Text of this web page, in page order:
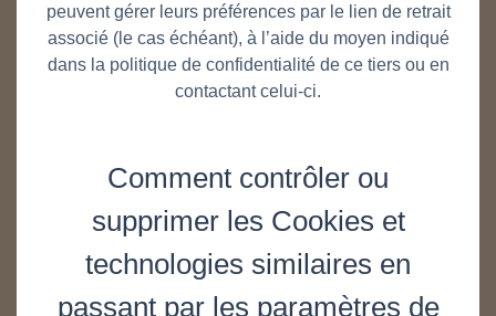
peuvent gérer leurs préférences par le lien de retrait
associé (le cas échéant), à l’aide du moyen indiqué
dans la politique de confidentialité de ce tiers ou en
contactant celui-ci.
Comment contrôler ou
supprimer les Cookies et
technologies similaires en
passant par les paramètres de